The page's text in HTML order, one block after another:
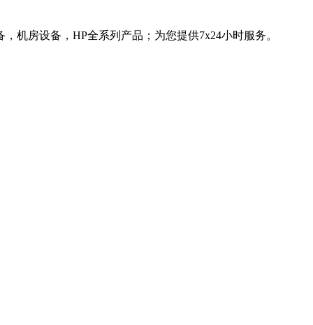
机房设备，HP全系列产品；为您提供7x24小时服务。